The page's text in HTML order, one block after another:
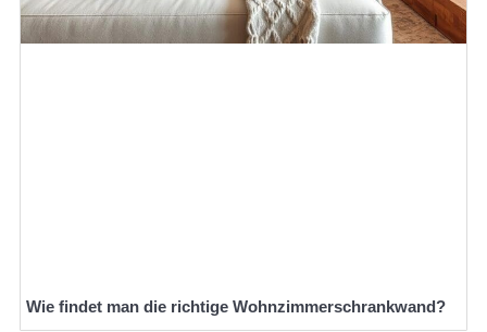
Wie findet man die richtige Wohnzimmerschrankwand?